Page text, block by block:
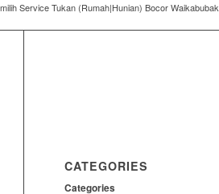
Service Tukan (Rumah|Hunian) Bocor Waikabubak
CATEGORIES
Categories